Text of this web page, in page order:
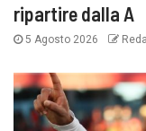
ripartire dalla A
5 Agosto 2026